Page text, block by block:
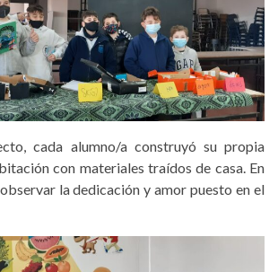
cada alumno/a construyó su propia
con materiales traídos de casa. En
la dedicación y amor puesto en el